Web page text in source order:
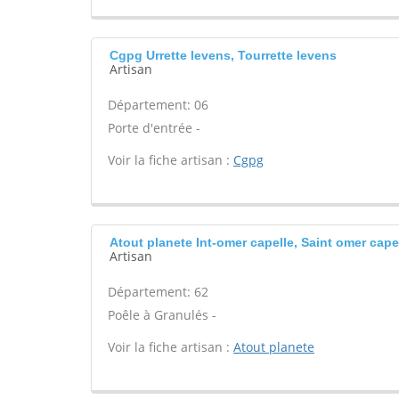
Cgpg Urrette levens, Tourrette levens
Artisan
Département: 06
Porte d'entrée -
Voir la fiche artisan : Cgpg
Atout planete Int-omer capelle, Saint omer
Artisan
Département: 62
Poêle à Granulés -
Voir la fiche artisan : Atout planete